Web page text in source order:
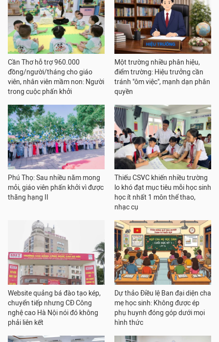
Cần Thơ hỗ trợ 960.000
đồng/người/tháng cho giáo
viên, nhân viên mầm non: Người
trong cuộc phấn khởi
Một trường nhiều phân hiệu,
điểm trường: Hiệu trưởng cần
tránh "ôm việc", mạnh dạn phân
quyền
Phú Thọ: Sau nhiều năm mong
mỏi, giáo viên phấn khởi vì được
thăng hạng II
Thiếu CSVC khiến nhiều trường
lo khó đạt mục tiêu mỗi học sinh
học ít nhất 1 môn thể thao,
nhạc cụ
Website quảng bá đào tạo kép,
chuyển tiếp nhưng CĐ Công
nghệ cao Hà Nội nói đó không
phải liên kết
Dự thảo Điều lệ Ban đại diện cha
mẹ học sinh: Không được ép
phụ huynh đóng góp dưới mọi
hình thức